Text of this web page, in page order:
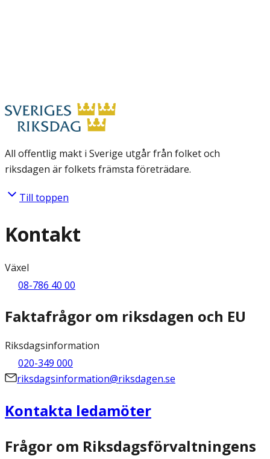
All offentlig makt i Sverige utgår från folket och
riksdagen är folkets främsta företrädare.
Till toppen
Kontakt
Växel
08-786 40 00
Faktafrågor om riksdagen och EU
Riksdagsinformation
020-349 000
riksdagsinformation@riksdagen.se
Kontakta ledamöter
Frågor om Riksdagsförvaltningens